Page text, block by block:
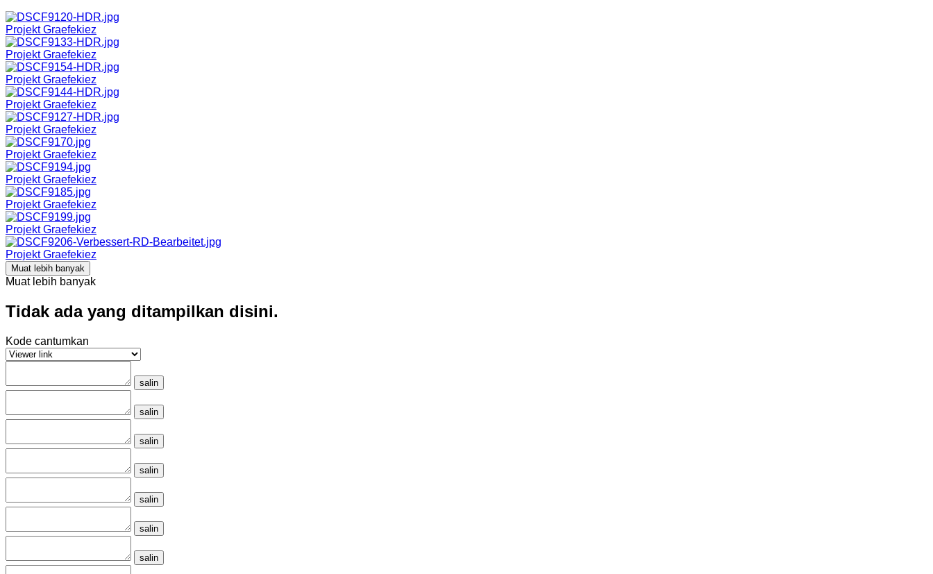
Projekt Graefekiez
Projekt Graefekiez
Projekt Graefekiez
Projekt Graefekiez
Projekt Graefekiez
Projekt Graefekiez
Projekt Graefekiez
Projekt Graefekiez
Projekt Graefekiez
Projekt Graefekiez
Muat lebih banyak
Muat lebih banyak
Tidak ada yang ditampilkan disini.
Kode cantumkan
salin
salin
salin
salin
salin
salin
salin